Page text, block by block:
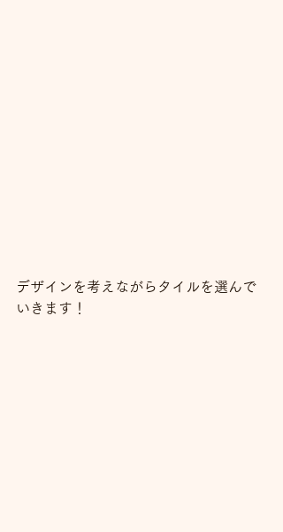
デザインを考えながらタイルを選んで
いきます！